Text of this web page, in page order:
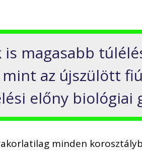
magasabb
az újszülött
előny biológiai
minden